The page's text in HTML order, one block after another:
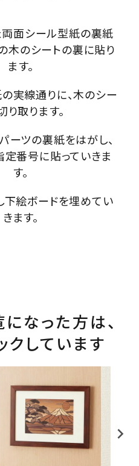
両面シール型紙の裏紙
木のシートの裏に貼り
ます。
実線通りに、木のシー
り取ります。
ーツの裏紙をはがし、
番号に貼っていきま
す。
下絵ボードを埋めてい
きます。
なった方は、
クしています